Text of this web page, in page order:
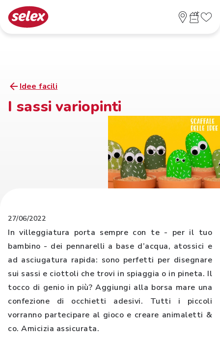
Idee facili
I sassi variopinti
27/06/2022
In villeggiatura porta sempre con te - per il tuo
bambino - dei pennarelli a base d’acqua, atossici e
ad asciugatura rapida: sono perfetti per disegnare
sui sassi e ciottoli che trovi in spiaggia o in pineta. Il
tocco di genio in più? Aggiungi alla borsa mare una
confezione di occhietti adesivi. Tutti i piccoli
vorranno partecipare al gioco e creare animaletti &
co. Amicizia assicurata.